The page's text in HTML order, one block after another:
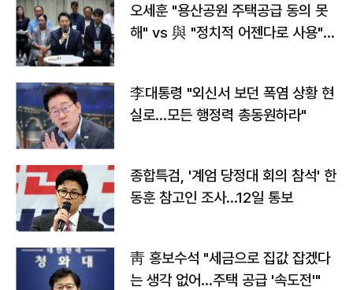
오세훈 "용산공원 주택공급 동의 못
해" vs 與 "정치적 어젠다로 사용"
李대통령 "외신서 보던 폭염 상황 현
실로…모든 행정력 총동원하라"
종합특검, '계엄 당정대 회의 참석' 한
동훈 참고인 조사...12일 통보
靑 홍보수석 "세금으로 집값 잡겠다
는 생각 없어…주택 공급 '속도전'"